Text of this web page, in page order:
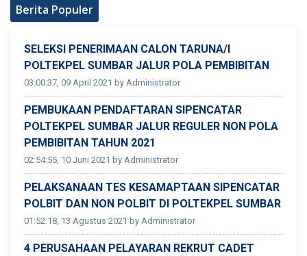
Berita Populer
SELEKSI PENERIMAAN CALON TARUNA/I
POLTEKPEL SUMBAR JALUR POLA PEMBIBITAN
03:00:37, 09 April 2021 by Administrator
PEMBUKAAN PENDAFTARAN SIPENCATAR
POLTEKPEL SUMBAR JALUR REGULER NON POLA
PEMBIBITAN TAHUN 2021
02:54:55, 10 Juni 2021 by Administrator
PELAKSANAAN TES KESAMAPTAAN SIPENCATAR
POLBIT DAN NON POLBIT DI POLTEKPEL SUMBAR
01:52:18, 13 Agustus 2021 by Administrator
4 PERUSAHAAN PELAYARAN REKRUT CADET